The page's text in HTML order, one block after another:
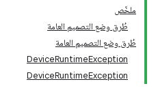
ملخّص
طُرق وضع التصميم العامة
طُرق وضع التصميم العامة
DeviceRuntimeException
DeviceRuntimeException